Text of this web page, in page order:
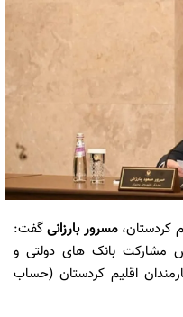
کردستان، مسرور بارزانیگفت:
مشارکت بانک های دولتی و
اقلیم کردستان (حساب